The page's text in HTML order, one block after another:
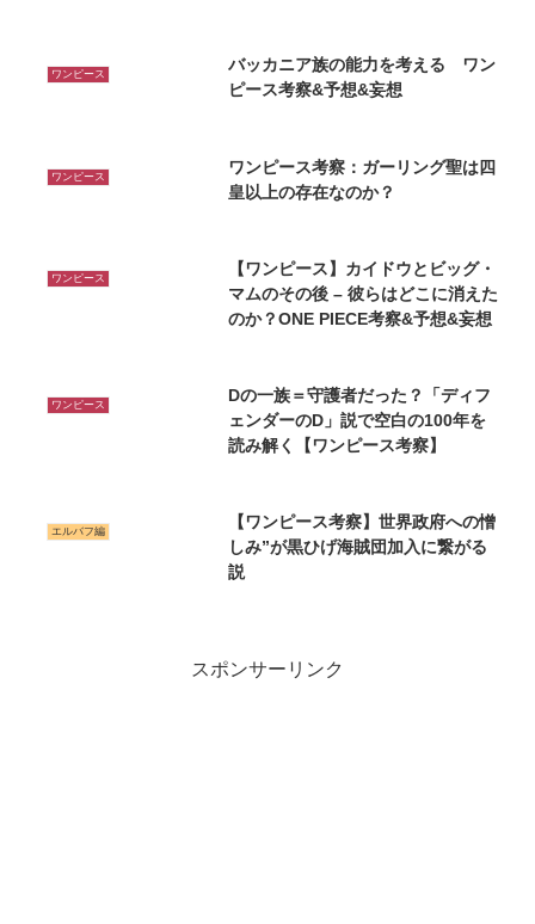
ワンピース
バッカニア族の能力を考える ワン
ピース考察&予想&妄想
ワンピース
ワンピース考察：ガーリング聖は四
皇以上の存在なのか？
ワンピース
【ワンピース】カイドウとビッグ・
マムのその後 – 彼らはどこに消えた
のか？ONE PIECE考察&予想&妄想
ワンピース
Dの一族＝守護者だった？「ディフ
ェンダーのD」説で空白の100年を
読み解く【ワンピース考察】
エルバフ編
【ワンピース考察】世界政府への憎
しみ”が黒ひげ海賊団加入に繋がる
説
スポンサーリンク